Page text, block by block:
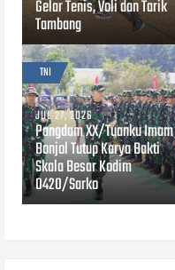
Gelar Tenis, Voli dan Tarik
Tambang
TNI
JUL 27, 2026
Pangdam XX/Tuanku Imam
Bonjol Tutup Karya Bakti
Skala Besar Kodim
0420/Sarko